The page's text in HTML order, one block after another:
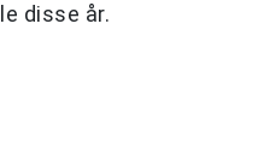
disse år.